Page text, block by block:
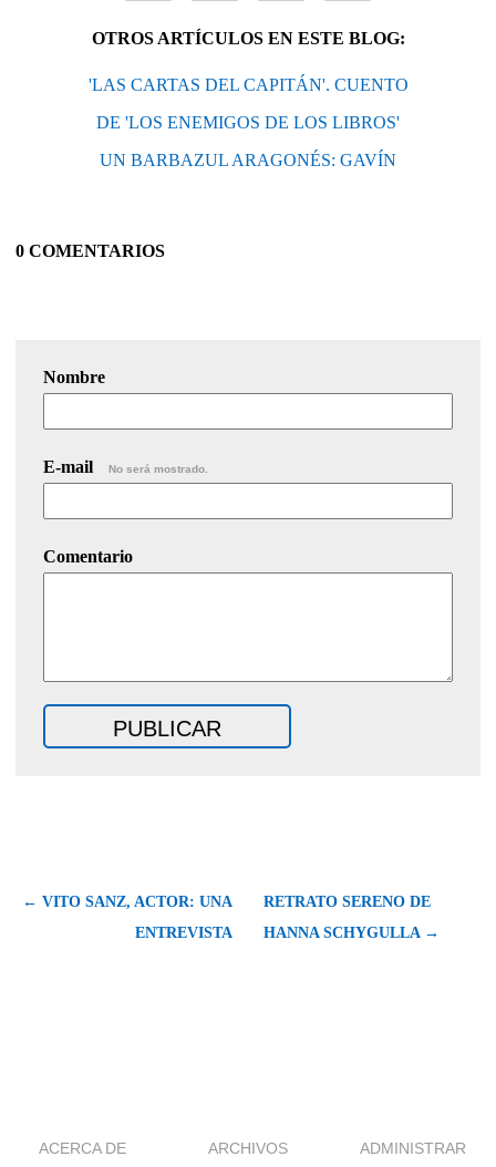
OTROS ARTÍCULOS EN ESTE BLOG:
'LAS CARTAS DEL CAPITÁN'. CUENTO
DE 'LOS ENEMIGOS DE LOS LIBROS'
UN BARBAZUL ARAGONÉS: GAVÍN
0 COMENTARIOS
Nombre
E-mail No será mostrado.
Comentario
← VITO SANZ, ACTOR: UNA
ENTREVISTA
RETRATO SERENO DE
HANNA SCHYGULLA →
ACERCA DE ARCHIVOS ADMINISTRAR